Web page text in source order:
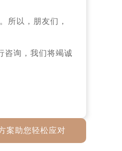
所以，朋友们，
咨询，我们将竭诚
案助您轻松应对